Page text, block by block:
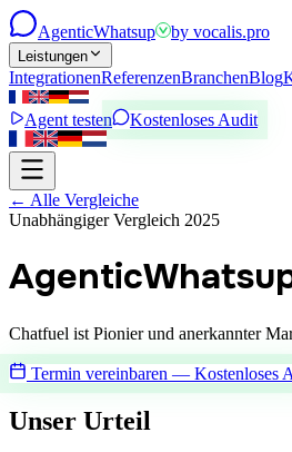
AgenticWhatsup by vocalis.pro
Leistungen
IntegrationenReferenzenBranchenBlog
Agent testen Kostenloses Audit
← Alle Vergleiche
Unabhängiger Vergleich 2025
Chatfuel ist Pionier und anerkannter
Termin vereinbaren — Kostenloses
Unser Urteil